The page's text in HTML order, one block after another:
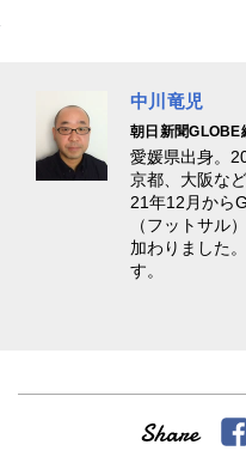
中川竜児
朝日新聞GLOBE
愛媛県出身。
京都、大阪な
21年12月から
（フットサル
加わりました
す。